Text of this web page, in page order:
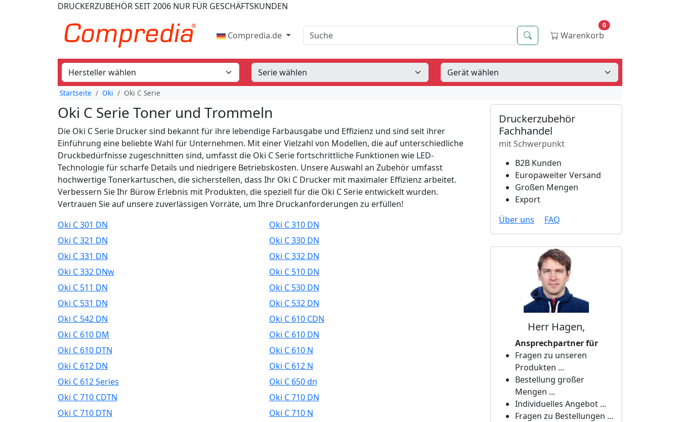
DRUCKERZUBEHÖRSEIT 2006 NUR FÜR GESCHÄFTSKUNDEN
Compredia.de Suche Suche Warenkorb
0
Startseite Oki Oki C Serie
Oki C Serie Toner und Trommeln
Die Oki C Serie Drucker sind bekannt für ihre lebendige Farbausgabe und Effizienz und sind seit ihrer
Einführung eine beliebte Wahl für Unternehmen. Mit einer Vielzahl von Modellen, die auf unterschiedliche
Druckbedürfnisse zugeschnitten sind, umfasst die Oki C Serie fortschrittliche Funktionen wie LED-
Technologie für scharfe Details und niedrigere Betriebskosten. Unsere Auswahl an Zubehör umfasst
hochwertige Tonerkartuschen, die sicherstellen, dass Ihr Oki C Drucker mit maximaler Effizienz arbeitet.
Verbessern Sie Ihr Bürow Erlebnis mit Produkten, die speziell für die Oki C Serie entwickelt wurden.
Vertrauen Sie auf unsere zuverlässigen Vorräte, um Ihre Druckanforderungen zu erfüllen!
Oki C 301 DN
Oki C 310 DN
Oki C 321 DN
Oki C 330 DN
Oki C 331 DN
Oki C 332 DN
Oki C 332 DNw
Oki C 510 DN
Oki C 511 DN
Oki C 530 DN
Oki C 531 DN
Oki C 532 DN
Oki C 542 DN
Oki C 610 CDN
Oki C 610 DM
Oki C 610 DN
Oki C 610 DTN
Oki C 610 N
Oki C 612 DN
Oki C 612 N
Oki C 612 Series
Oki C 650 dn
Oki C 710 CDTN
Oki C 710 DN
Oki C 710 DTN
Oki C 710 N
Druckerzubehör
Fachhandel
mit Schwerpunkt
B2B Kunden
Europaweiter Versand
Großen Mengen
Export
Über uns
FAQ
Herr Hagen,
Ansprechpartner für
Fragen zu unseren
Produkten ...
Bestellung großer
Mengen ...
Individuelles Angebot ...
Fragen zu Bestellungen ...